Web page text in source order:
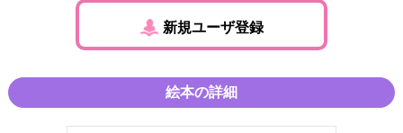
新規ユーザ登録
絵本の詳細